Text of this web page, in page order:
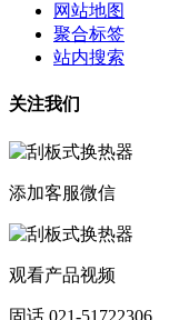
网站地图
聚合标签
站内搜索
关注我们
添加客服微信
观看产品视频
固话 021-51722306